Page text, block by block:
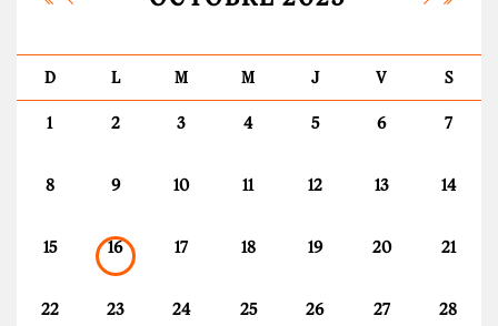
D L M M J V S
1 2 3 4 5 6 7
8 9 10 11 12 13 14
15 16 17 18 19 20 21
22 23 24 25 26 27 28